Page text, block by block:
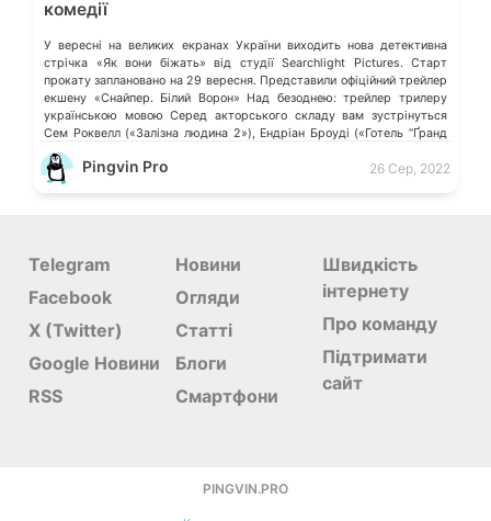
комедії
У вересні на великих екранах України виходить нова детективна
стрічка «Як вони біжать» від студії Searchlight Pictures. Старт
прокату заплановано на 29 вересня. Представили офіційний трейлер
екшену «Снайпер. Білий Ворон» Над безоднею: трейлер трилеру
українською мовою Серед акторського складу вам зустрінуться
Сем Роквелл («Залізна людина 2»), Ендріан Броуді («Готель “Ґранд
Будапешт”»), Сірша Ронан («Маленькі жінки»), […]
Pingvin Pro 26 Сер, 2022
Telegram
Facebook
X (Twitter)
Google Новини
RSS
Новини
Огляди
Статті
Блоги
Смартфони
Швидкість
інтернету
Про команду
Підтримати
сайт
PINGVIN.PRO